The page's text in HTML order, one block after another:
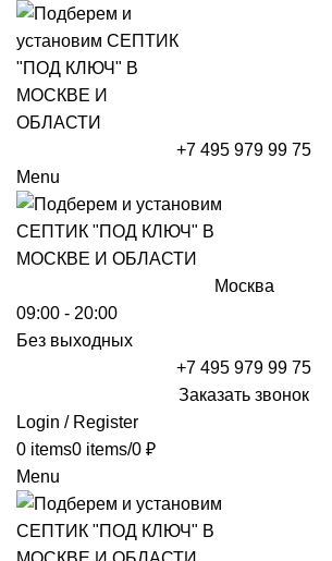
+7 495 979 99 75
Menu
Москва
09:00 - 20:00
Без выходных
+7 495 979 99 75
Заказать звонок
Login / Register
0 items0 items/0 ₽
Menu